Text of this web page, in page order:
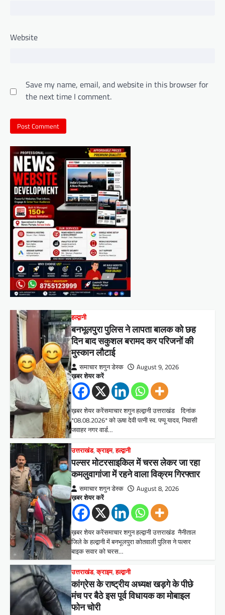
Website
Save my name, email, and website in this browser for
the next time I comment.
हल्द्वानी
बनभूलपुरा पुलिस ने लापता बालक को छह
दिन बाद सकुशल बरामद कर परिजनों की
मुस्कान लौटाई
समाचार शगुन डेस्क August 9, 2026
ख़बर शेयर करें
ख़बर शेयर करेंसमाचार शगुन हल्द्वानी उत्तराखंड दिनांक
*08.08.2026* को ऊषा देवी पत्नी स्व. पप्पू यादव, निवासी
जवाहर नगर वार्ड…
उत्तराखंड,क्राइम,हल्द्वानी
पल्सर मोटरसाइकिल में चरस लेकर जा रहा
कमलुवागांजा में रहने वाला विक्रम गिरफ्तार
समाचार शगुन डेस्क August 8, 2026
ख़बर शेयर करें
ख़बर शेयर करेंसमाचार शगुन हल्द्वानी उत्तराखंड नैनीताल
जिले के हल्द्वानी में बनभूलपुरा कोतवाली पुलिस ने पल्सर
बाइक सवार को चरस…
उत्तराखंड,क्राइम,हल्द्वानी
कांग्रेस के राष्ट्रीय अध्यक्ष खड़गे के पीछे
मंच पर बैठे इस पूर्व विधायक का मोबाइल
फोन चोरी